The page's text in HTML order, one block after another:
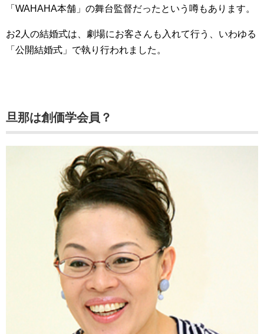
「WAHAHA本舗」の舞台監督だったという噂もあります。
お2人の結婚式は、劇場にお客さんも入れて行う、いわゆる
「公開結婚式」で執り行われました。
旦那は創価学会員？